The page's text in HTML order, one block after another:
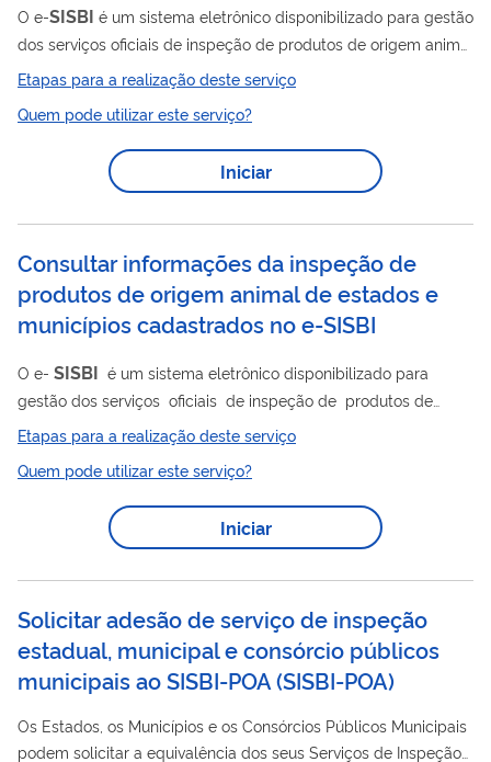
O e-SISBI é um sistema eletrônico disponibilizado para gestão
dos serviços oficiais de inspeção de produtos de origem animal
dos Estados, Distrito Federal, Municípios e consórcios de
Municípios, contemplando o Cadastro Geral voluntário de
todos os serviços de inspeção, dos estabelecimentos e
produtos neles registrados, além de controles aplicados à
referida inspeção. Sua utilização favorece o processo de
de Produtos de Produtos de...
Etapas para a realização deste serviço
Quem pode utilizar este serviço?
Iniciar
Consultar informações da inspeção de
produtos de origem animal de estados e
municípios cadastrados no e-SISBI
O e- SISBI é um sistema eletrônico disponibilizado para
gestão dos serviços oficiais de inspeção de produtos de
origem animal dos Estados, Distrito Federal, Municípios e
consórcios de Municípios, contemplando o Cadastro Geral
voluntário de todos os serviços de inspeção, dos
estabelecimentos e produtos neles registrados, além de
controles aplicados à referida inspeção. Sua utilização
Brasileiros de Inspeção de Produtos de...
Etapas para a realização deste serviço
Quem pode utilizar este serviço?
Iniciar
Solicitar adesão de serviço de inspeção
estadual, municipal e consórcio públicos
municipais ao SISBI-POA(SISBI-POA)
Os Estados, os Municípios e os Consórcios Públicos Municipais
podem solicitar a equivalência dos seus Serviços de Inspeção